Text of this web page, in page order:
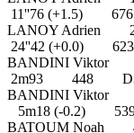
11''76 (+1.5)
LANOY Adrien
24''42 (+0.0)
BANDINI
2m93 448
BANDINI Viktor
5m18 (-0.2)
BATOUM